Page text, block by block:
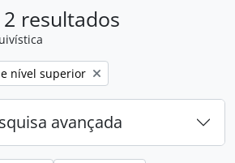
resultados
nível superior
avançada